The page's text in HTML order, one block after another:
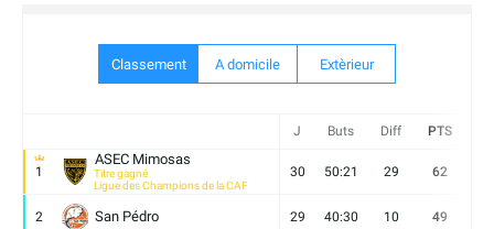
Classement A domicile Extèrieur
J Buts Diff PTS
1
ASEC Mimosas
Titre gagné
Ligue des Champions de la CAF
30 50:21 29 62
2 San Pédro 29 40:30 10 49